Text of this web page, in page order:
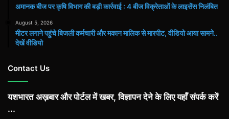
अमानक बीज पर कृषि विभाग की बड़ी कार्रवाई : 4 बीज विक्रेताओं के लाइसेंस निलंबित
August 5, 2026
मीटर लगाने पहुंचे बिजली कर्मचारी और मकान मालिक से मारपीट, वीडियो आया सामने..
देखें वीडियो
Contact Us
यशभारत अख़बार और पोर्टल में खबर, विज्ञापन देने के लिए यहाँ संपर्क करें
...